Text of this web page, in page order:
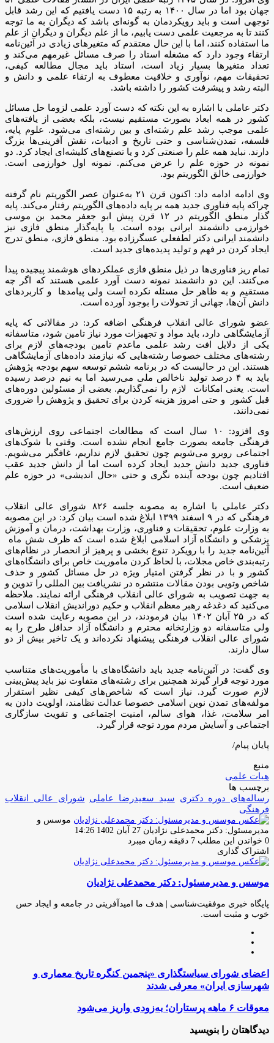
جهان بود اما در سال ۱۴۰۰ به رتبه ۱۵ دست یافتیم که این رشد قابل
توجهی است و باید رویکردمان به گونه‌ای باشد که دیگران به ما توجه
کنند تا به مرجعیت علمی دست یابیم، ما از علم دیگران و دیگران از علم
ما استفاده کنند، اما با این حال معتقدم که متغیرهای زیادی در آئین‌نامه
ارتقاء وجود دارد که مشغله استاد را صرف مسائل غیرمهم می‌کند و
تعداد متغیرها بسیار زیاد است، استاد باید مجال مطالعه کیفی،
تحقیقات مهم، نوآوری و خلاقیت معطوف به ارتقاء علمی و دانش و
البته رشد و پیشرفت کشور را داشته باشد.
دکتر عاملی با اشاره به این نکته که دست آورد علمی لزوما حل مسائل
کشور در همه ابعاد بصورت مستقیم نیست، بلکه بعضی از یافته‌های
علمی موجب رشد علم رشته‌ای و بین رشته‌ای می‌شود. علوم پایه،
فلسفه، تمدن‌شناسی و حتی تاریخ و ادبیات، نقش آفرینی‌ها بزرگ
دارند. نباید همه علم را صنعتی کرد و یا تصنع‌های کلیشه‌ای ایجاد کرد. دو
نمونه در حوزه علم را عرض می‌کنم. نمونه اول خوارزمی است.
خوارزمی خالق الگوریتم بود.
وی ادامه ادامه داد: اکنون قرن ۲۱ به‌عنوان عصر الگوریتم نام گرفته
چراکه پایه فناوری جدید همه بر پایه داده‌های الگوریتم رفتار می‌کند. پایه
گذار منطق الگوریتم در ۱۲ قرن پیش ابو جعفر محمد بن موسی
خوارزمی دانشمند ایرانی بوده است. یا پایه‌گذار منطق فازی نیز
دانشمند ایرانی دکتر لطفعلی عسگرزاده بود. منطق فازی، منطق تدرج
ایجاد کردن در فهم و تولید پدیده‌های جدید است.
تمام ریز فناوری‌ها در ذیل منطق فازی عملکردهای هوشمند پیچیده پیدا
می‌کنند. این دو دانشمند نمونه دست آورد علمی هستند که اگر چه
مستقیم و به ظاهر حل مسئله نکرده است ولی پیامدها و کاربردهای
دانش آن‌ها، جهانی از تحولات را بوجود آورده است.
عضو شورای عالی انقلاب فرهنگی اضافه کرد: در مقالاتی که پایه
آزمایشگاهی دارد، باید مواد و تجهیزات مورد نیاز تامین شود، متاسفانه
یکی از دلایل افت رشد علمی ماعدم تامین بودجه‌های لازم برای
رشته‌های مختلف خصوصا رشته‌هایی که نیازمند داده‌های آزمایشگاهی
هستند. این در حالیست که در برنامه ششم توسعه سهم بودجه پژوهش
باید به ۴ درصد تولید ناخالص ملی می‌رسید اما به نیم درصد رسیده
است. یعنی امکانات لازم را نمی‌گذاریم. بعضی از مسئولین دوره‌های
قبل کشور و حتی امروز هزینه کردن برای تحقیق و پژوهش را ضروری
نمی‌دانند.
وی افزود: ۱۰ سال است که مطالعات اجتماعی روی ارزش‌های
فرهنگی جامعه بصورت جامع انجام نشده است. وقتی با شوک‌های
اجتماعی روبرو می‌شویم چون تحقیق لازم نداریم، غافگیر می‌شویم.
فناوری جدید دانش جدید ایجاد کرده است اما از دانش جدید عقب
افتادیم چون بودجه آینده نگری و حتی «حال اندیشی» در حوزه علم
ضعیف است.
دکتر عاملی با اشاره به مصوبه جلسه ۸۲۶ شورای عالی انقلاب
فرهنگی که در ۹ اسفند ۱۳۹۹ ابلاغ شده است بیان کرد: در این مصوبه
به وزارت علوم، تحقیقات و فناوری، وزارت بهداشت، درمان و آموزش
پزشکی و دانشگاه آزاد اسلامی ابلاغ شده است که ظرف شش ماه
آئین‌نامه جدید را با رویکرد تنوع بخشی و پرهیز از انحصار در نظام‌های
رتبه‌بندی خاص مجلات، با لحاظ کردن ماموریت خاص برای دانشگاه‌های
کشور و با در نظر گرفتن امتیار ویژه در حل مسائل کشور و حذف
شاخص وتویی بودن مقالات منتشره در نشریافت بین المللی را تدوین و
به جهت تصویب به شورای عالی انقلاب فرهنگی ارائه نمایند. ملاحظه
می‌کنید که دغدغه رهبر معظم انقلاب و حکیم دوراندیش انقلاب اسلامی
که در ۲۵ آبان ۱۴۰۲ بیان فرمودند، در این مصوبه رعایت شده است
ولی متاسفانه دو وزارتخانه محترم و دانشگاه آزاد حداقل طرح را به
شورای عالی انقلاب فرهنگی پیشنهاد نکرده‌اند و یک تاخیر بیش از دو
سال دارند.
وی گفت: در آئین‌نامه جدید باید دانشگاه‌های با مأموریت‌های متناسب
مورد توجه قرار گیرند همچنین برای رشته‌های متفاوت نیز باید پیش‌بینی
لازم صورت گیرد. نیاز است که شاخص‌های کیفی نظیر استقرار
مولفه‌های تمدن نوین اسلامی خصوصا عدالت نظامند، اولویت دادن به
امر سلامت، غذا، هوای سالم، امنیت اجتماعی و تقویت سازگاری
اجتماعی و آسایش مردم مورد توجه قرار گیرد.
پایان پیام/
منبع
هیات علمی
برچسب ها
رساله‌های دوره دکتری
سید سعیدرضا عاملی شورای عالی انقلاب
فرهنگی
موسس و
مدیرمسئول: دکتر محمدعلی نژادیان ارسال
ایمیل
27 آبان 1402 14:26
0 خواندن این مطلب 7 دقیقه زمان میبرد
اشتراک گذاری
فیس
توئیتر
لینکدین
واتس
تلگرام
اشتراک
از
ایمیل
چاپ
موسس و مدیرمسئول: دکتر محمدعلی نژادیان
پایگاه خبری موفقیت‌شناسی | هدف ما امیدآفرینی در جامعه و ایجاد حس
خوب و مثبت است.
اعضای
شورای
سیاستگذاری
«پنجمین
کنگره
تاریخ
معماری
اعضای شورای سیاستگذاری «پنجمین کنگره تاریخ معماری و
شهرسازی ایران» معرفی شدند
معوقات
ماهه
پرستاران؛
معوقات ۶ ماهه پرستاران؛ به‌زودی واریز می‌شود
دیدگاهتان را بنویسید